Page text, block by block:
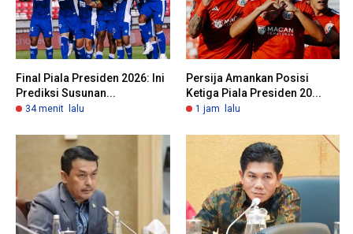
Final Piala Presiden 2026: Ini
Prediksi Susunan...
34 menit lalu
Persija Amankan Posisi
Ketiga Piala Presiden 20...
1 jam lalu